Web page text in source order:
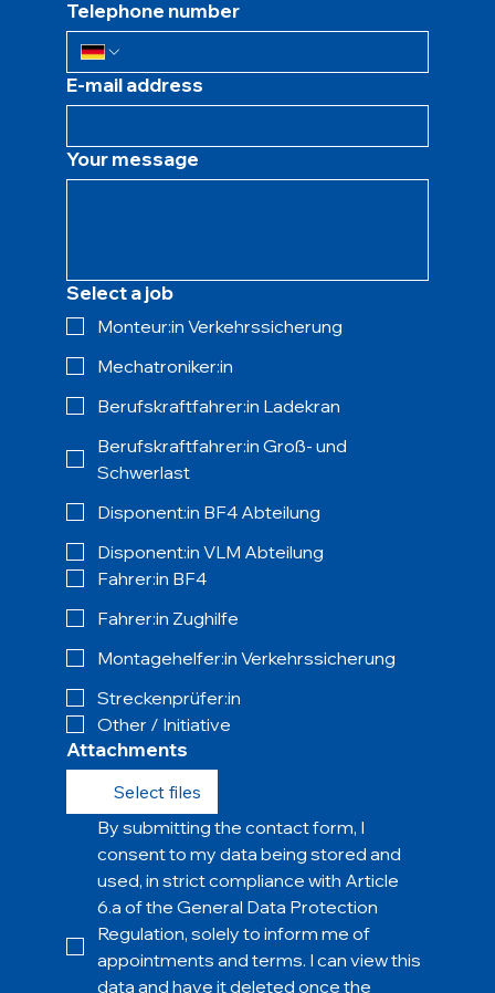
Telephone number
E-mail address
Your message
Select a job
Monteur:in Verkehrssicherung
Mechatroniker:in
Berufskraftfahrer:in Ladekran
Berufskraftfahrer:in Groß- und
Schwerlast
Disponent:in BF4 Abteilung
Disponent:in VLM Abteilung
Fahrer:in BF4
Fahrer:in Zughilfe
Montagehelfer:in Verkehrssicherung
Streckenprüfer:in
Other / Initiative
Attachments
Select files
By submitting the contact form, I
consent to my data being stored and
used, in strict compliance with Article
6.a of the General Data Protection
Regulation, solely to inform me of
appointments and terms. I can view this
data and have it deleted once the